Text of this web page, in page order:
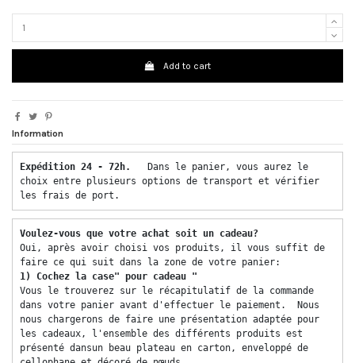
Add to cart
Information
Expédition 24 - 72h.
Dans le panier, vous aurez le
choix entre plusieurs options de transport et vérifier
les frais de port.
Voulez-vous que votre achat soit un cadeau?
Oui, après avoir choisi vos produits, il vous suffit de
faire ce qui suit dans la zone de votre panier:
1) Cochez la case" pour cadeau "
Vous le trouverez sur le récapitulatif de la commande
dans votre panier avant d'effectuer le paiement.  Nous
nous chargerons de faire une présentation adaptée pour
les cadeaux, l'ensemble des différents produits est
présenté dansun beau plateau en carton, enveloppé de